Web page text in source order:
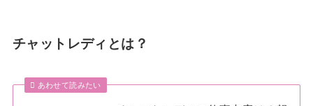
チャットレディとは？
あわせて読みたい